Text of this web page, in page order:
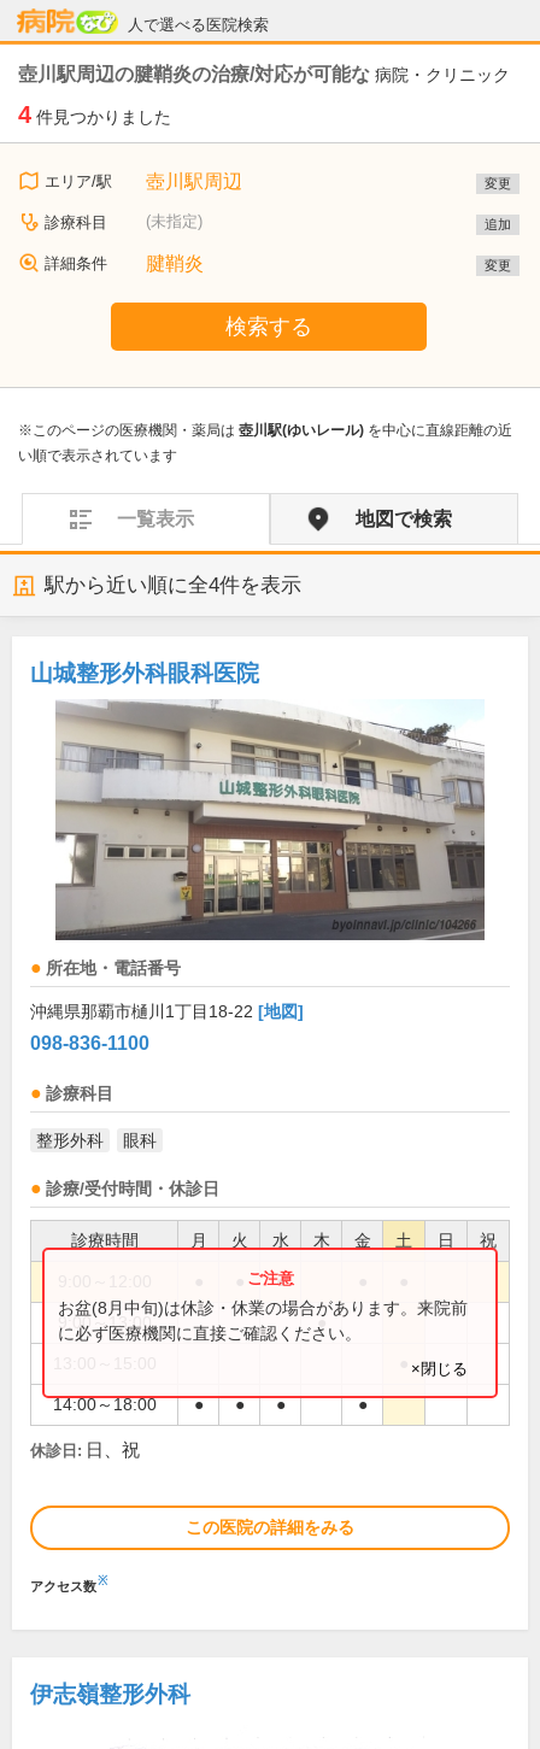
人で選べる医院検索
病院なび
壺川駅周辺の腱鞘炎の治療/対応が可能な 病院・クリニック
4 件見つかりました
エリア/駅 壺川駅周辺 変更
診療科目 (未指定) 追加
詳細条件 腱鞘炎 変更
検索する
※このページの医療機関・薬局は 壺川駅(ゆいレール) を中心に直線距離の近
い順で表示されています
一覧表示 地図で検索
駅から近い順に全4件を表示
山城整形外科眼科医院
所在地・電話番号
沖縄県那覇市樋川1丁目18-22 [地図]
098-836-1100
診療科目
整形外科 眼科
診療/受付時間・休診日
診療時間 月 火 水 木 金 土 日 祝
●
9:00～13:00 ●
14:00～18:00 ● ● ● ●
お盆(8月中旬)は休診・休業の場合があります。来院前
に必ず医療機関に直接ご確認ください。
×閉じる
休診日: 日、祝
この医院の詳細をみる
アクセス数※
伊志嶺整形外科